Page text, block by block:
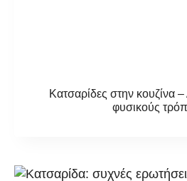
Κατσαρίδες στην κουζίνα
φυσικούς